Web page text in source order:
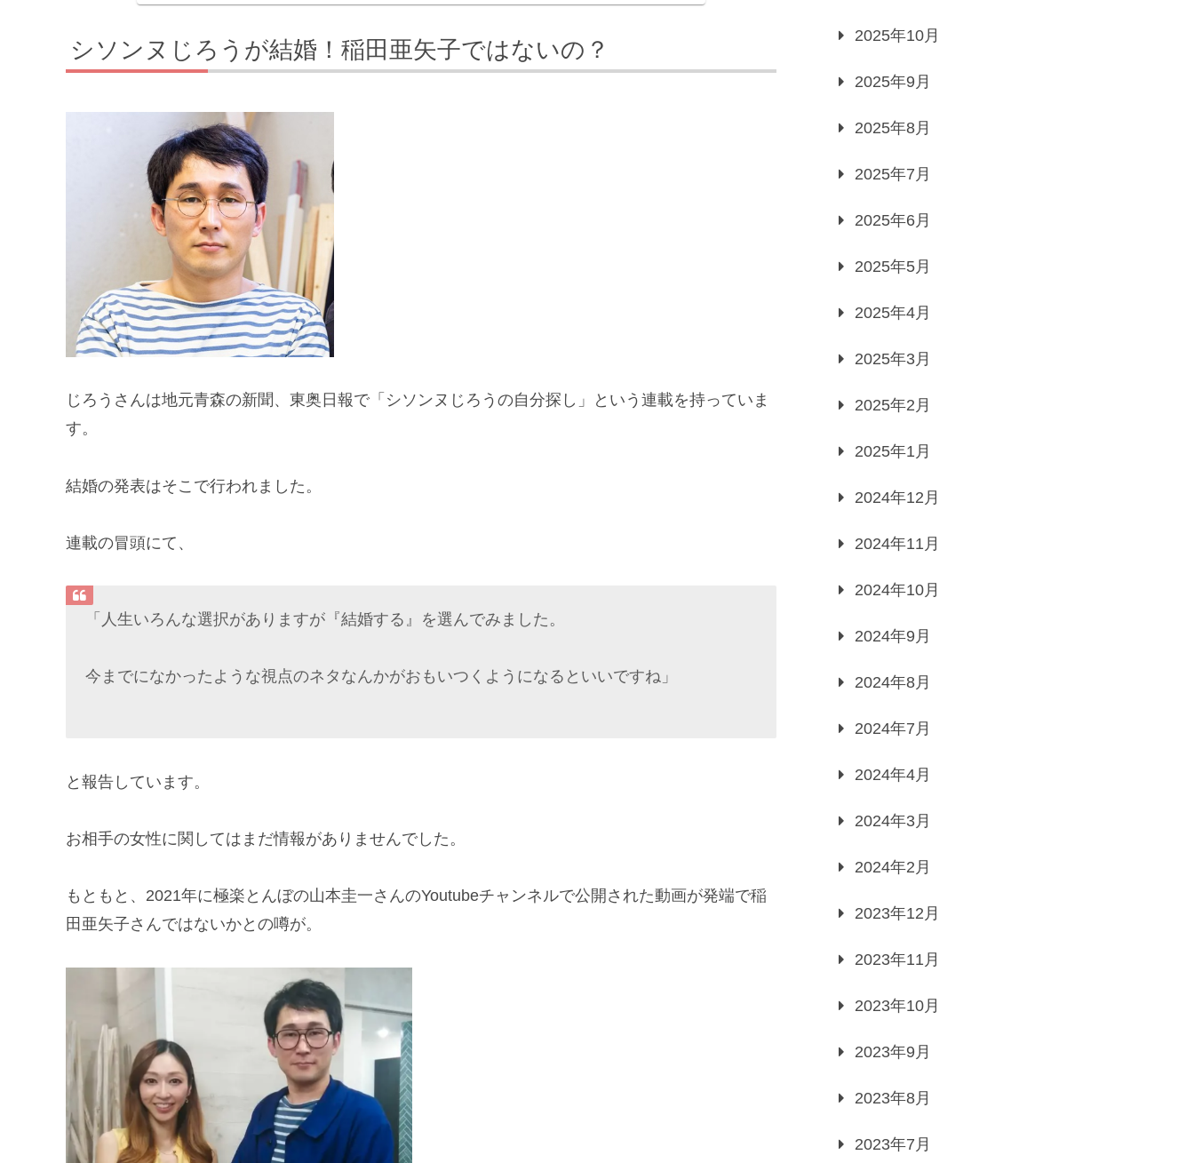
シソンヌじろうが結婚！稲田亜矢子ではないの？
じろうさんは地元青森の新聞、東奥日報で「シソンヌじろうの自分探し」という連載を持っていま
す。
結婚の発表はそこで行われました。
連載の冒頭にて、
「人生いろんな選択がありますが『結婚する』を選んでみました。
今までになかったような視点のネタなんかがおもいつくようになるといいですね」
と報告しています。
お相手の女性に関してはまだ情報がありませんでした。
もともと、2021年に極楽とんぼの山本圭一さんのYoutubeチャンネルで公開された動画が発端で稲
田亜矢子さんではないかとの噂が。
2025年10月
2025年9月
2025年8月
2025年7月
2025年6月
2025年5月
2025年4月
2025年3月
2025年2月
2025年1月
2024年12月
2024年11月
2024年10月
2024年9月
2024年8月
2024年7月
2024年4月
2024年3月
2024年2月
2023年12月
2023年11月
2023年10月
2023年9月
2023年8月
2023年7月